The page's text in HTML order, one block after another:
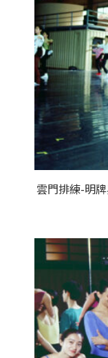
雲門排練-明